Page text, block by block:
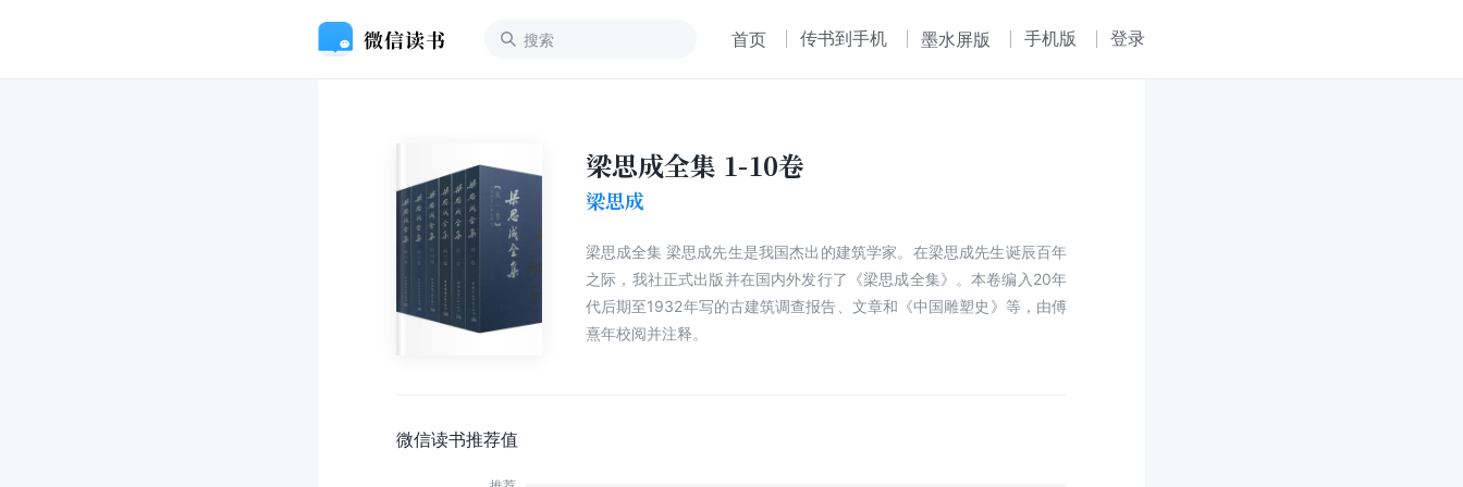
首页 传书到手机 墨水屏版 手机版 登录
梁思成全集 1-10卷
梁思成
梁思成全集 梁思成先生是我国杰出的建筑学家。在梁思成先生诞辰百年
之际，我社正式出版并在国内外发行了《梁思成全集》。本卷编入20年
代后期至1932年写的古建筑调查报告、文章和《中国雕塑史》等，由傅
熹年校阅并注释。
微信读书推荐值